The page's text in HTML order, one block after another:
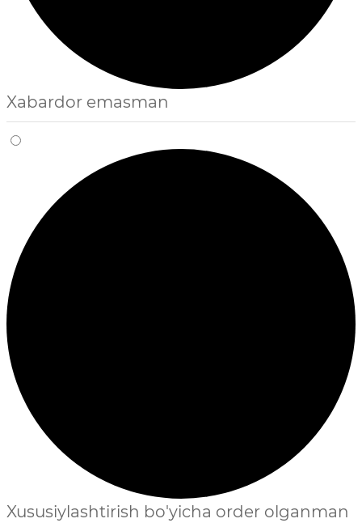
Xabardor emasman
Xususiylashtirish bo'yicha order olganman